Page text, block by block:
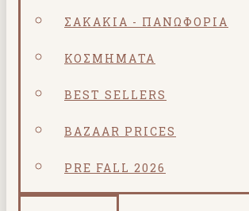
ΣΑΚΆΚΙΑ - ΠΑΝΩΦΌΡΙΑ
ΚΟΣΜΗΜΑΤΑ
BEST SELLERS
BAZAAR PRICES
PRE FALL 2026